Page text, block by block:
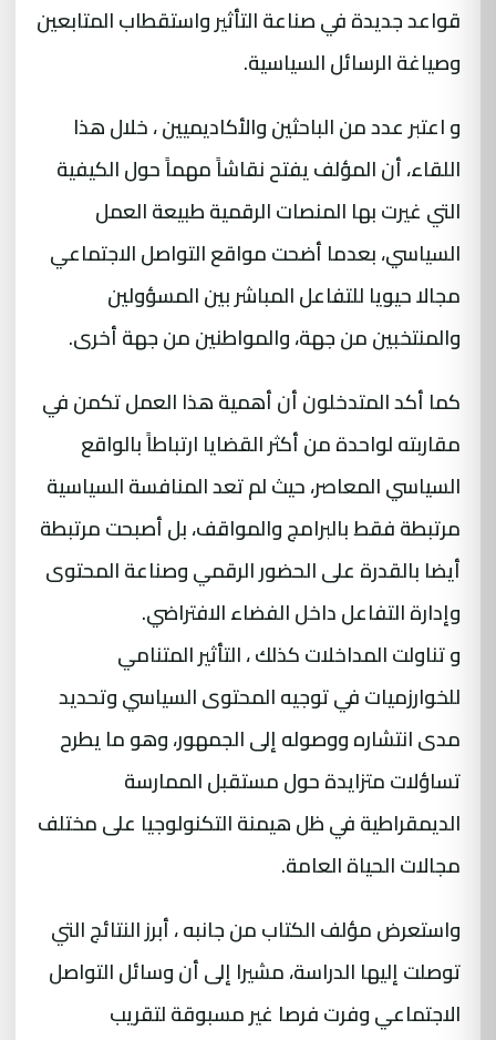
قواعد جديدة في صناعة التأثير واستقطاب المتابعين
وصياغة الرسائل السياسية.
و اعتبر عدد من الباحثين والأكاديميين ، خلال هذا
اللقاء، أن المؤلف يفتح نقاشاً مهماً حول الكيفية
التي غيرت بها المنصات الرقمية طبيعة العمل
السياسي، بعدما أضحت مواقع التواصل الاجتماعي
مجالا حيويا للتفاعل المباشر بين المسؤولين
والمنتخبين من جهة، والمواطنين من جهة أخرى.
كما أكد المتدخلون أن أهمية هذا العمل تكمن في
مقاربته لواحدة من أكثر القضايا ارتباطاً بالواقع
السياسي المعاصر، حيث لم تعد المنافسة السياسية
مرتبطة فقط بالبرامج والمواقف، بل أصبحت مرتبطة
أيضا بالقدرة على الحضور الرقمي وصناعة المحتوى
وإدارة التفاعل داخل الفضاء الافتراضي.
و تناولت المداخلات كذلك ، التأثير المتنامي
للخوارزميات في توجيه المحتوى السياسي وتحديد
مدى انتشاره ووصوله إلى الجمهور، وهو ما يطرح
تساؤلات متزايدة حول مستقبل الممارسة
الديمقراطية في ظل هيمنة التكنولوجيا على مختلف
مجالات الحياة العامة.
واستعرض مؤلف الكتاب من جانبه ، أبرز النتائج التي
توصلت إليها الدراسة، مشيرا إلى أن وسائل التواصل
الاجتماعي وفرت فرصا غير مسبوقة لتقريب